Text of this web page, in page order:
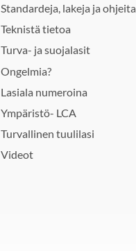
Standardeja, lakeja ja ohjeita
Teknistä tietoa
Turva- ja suojalasit
Ongelmia?
Lasiala numeroina
Ympäristö- LCA
Turvallinen tuulilasi
Videot